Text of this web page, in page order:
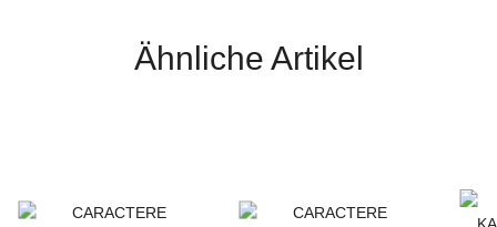
Ähnliche Artikel